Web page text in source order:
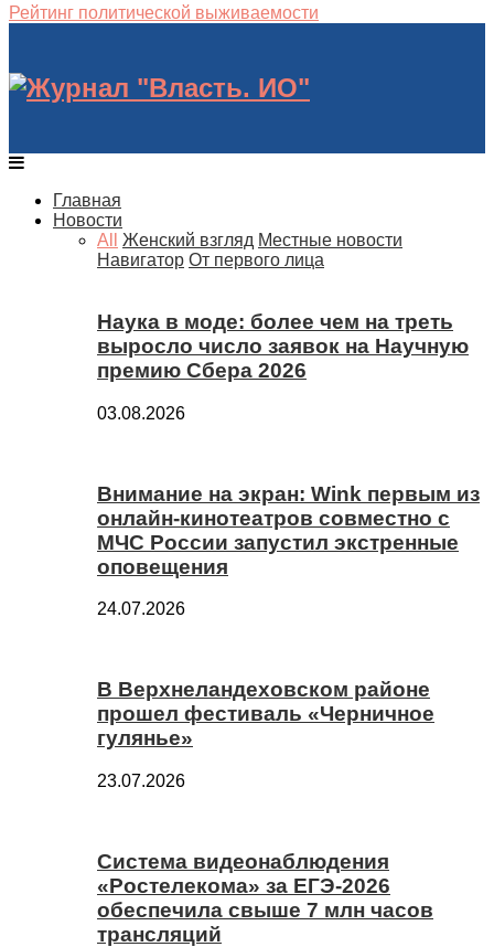
Рейтинг политической выживаемости
Главная
Новости
All
Женский взгляд Местные новости
Навигатор От первого лица
Наука в моде: более чем на треть
выросло число заявок на Научную
премию Сбера 2026
03.08.2026
Внимание на экран: Wink первым из
онлайн-кинотеатров совместно с
МЧС России запустил экстренные
оповещения
24.07.2026
В Верхнеландеховском районе
прошел фестиваль «Черничное
гулянье»
23.07.2026
Система видеонаблюдения
«Ростелекома» за ЕГЭ-2026
обеспечила свыше 7 млн часов
трансляций